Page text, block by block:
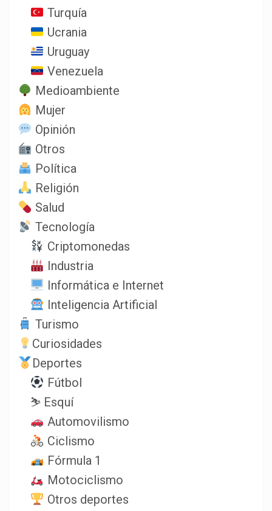
Turquía
Ucrania
Uruguay
Venezuela
Medioambiente
Mujer
Opinión
Otros
Política
Religión
Salud
Tecnología
Criptomonedas
Industria
Informática e Internet
Inteligencia Artificial
Turismo
Curiosidades
Deportes
Fútbol
⛷️ Esquí
Automovilismo
Ciclismo
Fórmula 1
Motociclismo
Otros deportes